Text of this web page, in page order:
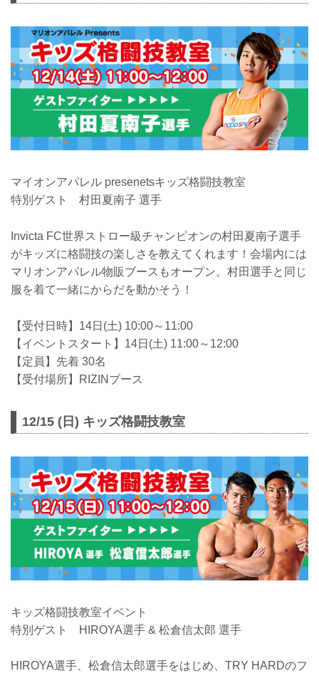
マイオンアパレル presenetsキッズ格闘技教室
特別ゲスト 村田夏南子 選手
Invicta FC世界ストロー級チャンピオンの村田夏南子選手
がキッズに格闘技の楽しさを教えてくれます！会場内には
マリオンアパレル物販ブースもオープン。村田選手と同じ
服を着て一緒にからだを動かそう！
【受付日時】14日(土) 10:00～11:00
【イベントスタート】14日(土) 11:00～12:00
【定員】先着 30名
【受付場所】RIZINブース
12/15 (日) キッズ格闘技教室
キッズ格闘技教室イベント
特別ゲスト HIROYA選手 & 松倉信太郎 選手
HIROYA選手、松倉信太郎選手をはじめ、TRY HARDのフ